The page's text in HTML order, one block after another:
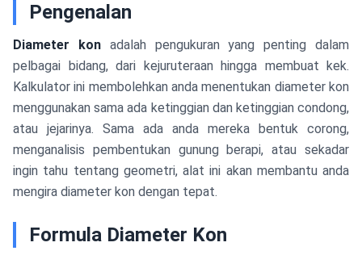
Pengenalan
Diameter konadalah pengukuran yang penting dalam
pelbagai bidang, dari kejuruteraan hingga membuat kek.
Kalkulator ini membolehkan anda menentukan diameter kon
menggunakan sama ada ketinggian dan ketinggian condong,
atau jejarinya. Sama ada anda mereka bentuk corong,
menganalisis pembentukan gunung berapi, atau sekadar
ingin tahu tentang geometri, alat ini akan membantu anda
mengira diameter kon dengan tepat.
Formula Diameter Kon